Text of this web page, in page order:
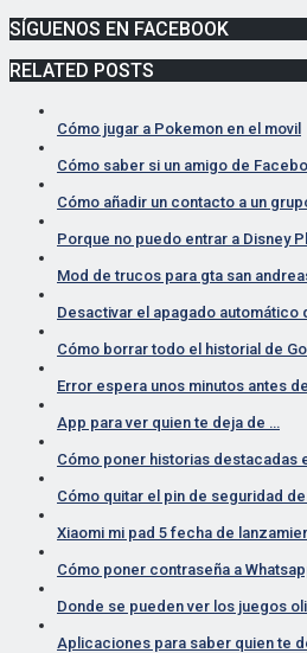
SÍGUENOS EN FACEBOOK
RELATED POSTS
Cómo jugar a Pokemon en el movil
Cómo saber si un amigo de
Cómo añadir un contacto a un
Porque no puedo entrar a Disney
Mod de trucos para gta san
Desactivar el apagado automático
Cómo borrar todo el historial de
Error espera unos minutos antes
App para ver quien te deja de …
Cómo poner historias destacadas
Cómo quitar el pin de seguridad
Xiaomi mi pad 5 fecha de
Cómo poner contraseña a
Donde se pueden ver los juegos
Aplicaciones para saber quien te